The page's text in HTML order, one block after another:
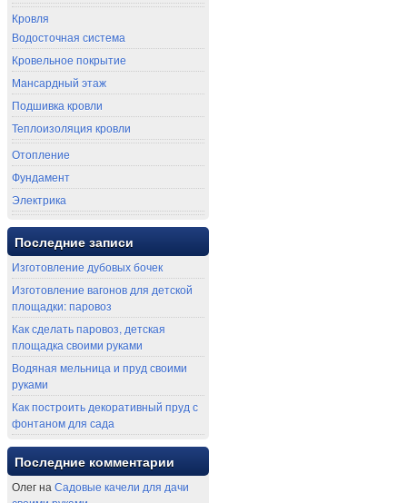
Кровля
Водосточная система
Кровельное покрытие
Мансардный этаж
Подшивка кровли
Теплоизоляция кровли
Отопление
Фундамент
Электрика
Последние записи
Изготовление дубовых бочек
Изготовление вагонов для детской
площадки: паровоз
Как сделать паровоз, детская
площадка своими руками
Водяная мельница и пруд своими
руками
Как построить декоративный пруд с
фонтаном для сада
Последние комментарии
Олег на Садовые качели для дачи